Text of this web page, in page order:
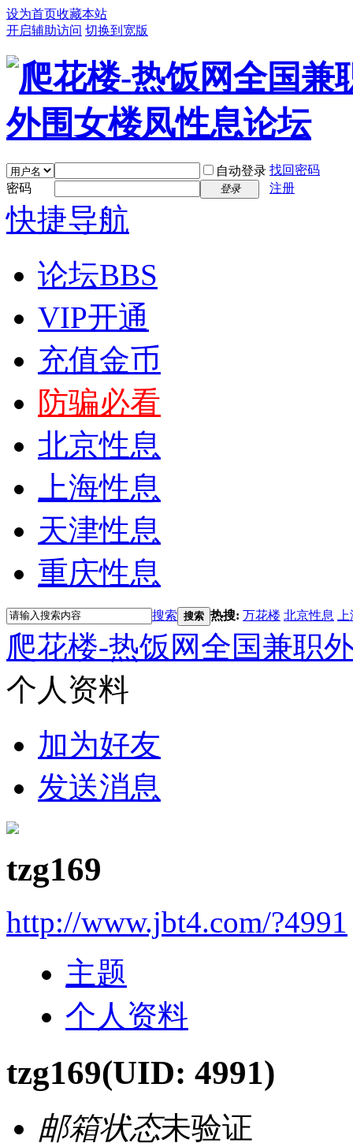
设为首页收藏本站
开启辅助访问 切换到宽版
自动登录 找回密码
密码
登录 注册
快捷导航
论坛BBS
VIP开通
充值金币
防骗必看
北京性息
上海性息
天津性息
重庆性息
搜索 搜索 热搜: 万花楼 北京性息
爬花楼-热饭网全国兼职
个人资料
加为好友
发送消息
tzg169
http://www.jbt4.com/?4991
主题
个人资料
tzg169(UID: 4991)
邮箱状态未验证